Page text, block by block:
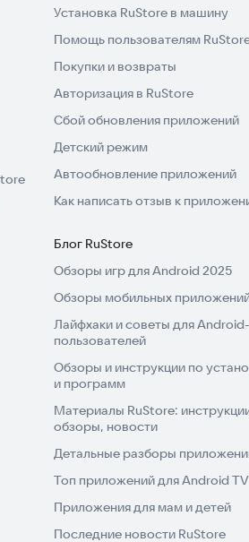
позволяет быстро найти
из списка или
мнения коллег и
экономя время на
а его участники не тратят
что помогает
всех, кто имеет нужные
стране проведения встречи.
взвешенные решения.
решающий,
голоса по каждому из
столбцов. В отличие
Установка RuStore в машину
Помощь пользователям
Покупки и возвраты
Авторизация в RuStore
Сбой обновления приложений
Детский режим
Автообновление приложений
Как написать отзыв к
Блог RuStore
Обзоры игр для Android 2025
Обзоры мобильных
Лайфхаки и советы для Android-
пользователей
Обзоры и инструкции по
и программ
Материалы RuStore:
обзоры, новости
Детальные разборы
Топ приложений для Android TV
Приложения для мам и детей
Последние новости RuStore